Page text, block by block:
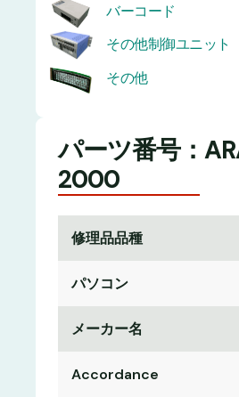
バーコード
その他制御ユニット
その他
パーツ番号：
2000
修理品品種
パソコン
メーカー名
Accordance